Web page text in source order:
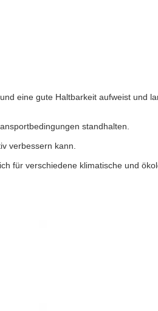
eine gute Haltbarkeit aufweist und
standhalten.
verbessern kann.
für verschiedene klimatische und